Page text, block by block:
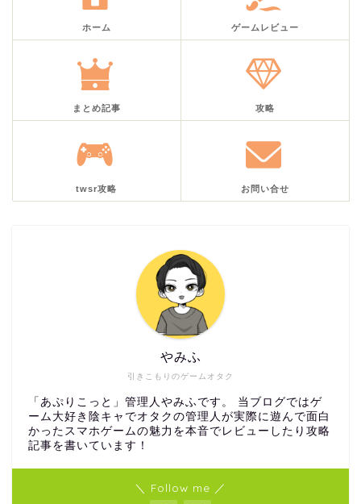
ホーム ゲームレビュー
まとめ記事 攻略
twsr攻略 お問い合せ
引きこもりのゲームオタク
やみふ
「あぷりこっと」管理人やみふです。 当ブログではゲ
ーム大好き陰キャでオタクの管理人が実際に遊んで面白
かったスマホゲームの魅力を本音でレビューしたり攻略
記事を書いています！
＼ Follow me ／